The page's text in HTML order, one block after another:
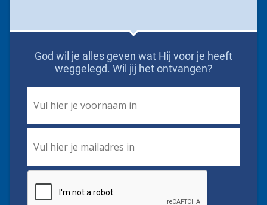
God wil je alles geven wat Hij voor je heeft
weggelegd. Wil jij het ontvangen?
Name *